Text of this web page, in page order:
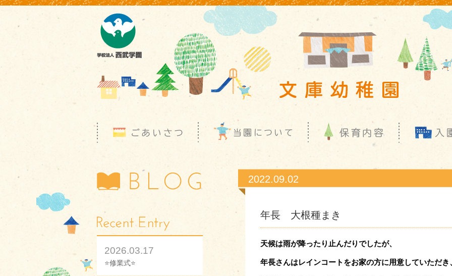
2026.03.17
⭐修業式⭐
2022.09.02
年長 大根種まき
天候は雨が降ったり止んだりでしたが、
年長さんはレインコートをお家の方に用意していただき